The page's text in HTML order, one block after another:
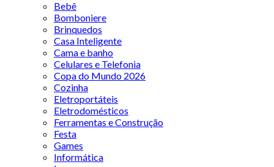
Bebê
Bomboniere
Brinquedos
Casa Inteligente
Cama e banho
Celulares e Telefonia
Copa do Mundo 2026
Cozinha
Eletroportáteis
Eletrodomésticos
Ferramentas e Construção
Festa
Games
Informática